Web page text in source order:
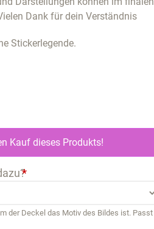
Dank für dein Verständnis
Stickerlegende.
Kauf dieses Produkts!
*
der Deckel das Motiv des Bildes ist. Passt